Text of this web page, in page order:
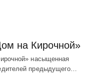
на Кирочной»
насыщенная
предыдущего…